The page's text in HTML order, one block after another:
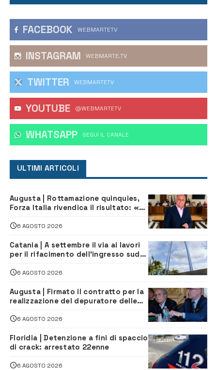
FACEBOOK WEBMARTETV
INSTAGRAM WEBMARTE.TV
TWITTER WEBMARTETV
YOUTUBE @WEBMARTETV
WHATSAPP ‎SEGUI IL CANALE
ULTIMI ARTICOLI
Augusta | Rottamazione quinquies,
Forza Italia rivendica il risultato: «La
6 AGOSTO 2026
Catania | A settembre il via ai lavori
per il rifacimento dell’ingresso sud
6 AGOSTO 2026
Augusta | Firmato il contratto per la
realizzazione del depuratore delle
6 AGOSTO 2026
Floridia | Detenzione a fini di spaccio
di crack: arrestato 22enne
6 AGOSTO 2026